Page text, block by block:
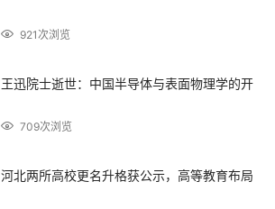
921次浏览
王迅院士逝世：中国半导体与表面物理学的开
709次浏览
河北两所高校更名升格获公示，高等教育布局